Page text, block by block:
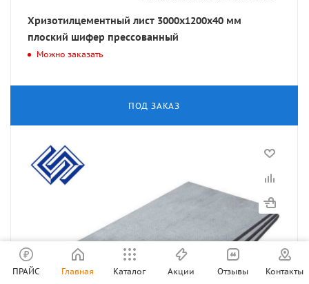
Хризотилцементный лист 3000х1200х40 мм
плоский шифер прессованный
Можно заказать
ПОД ЗАКАЗ
ПРАЙС Главная Каталог Акции Отзывы Контакты